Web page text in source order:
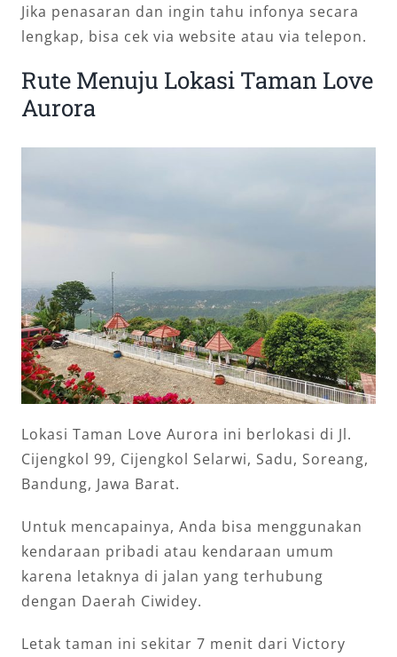
Jika penasaran dan ingin tahu infonya secara
lengkap, bisa cek via website atau via telepon.
Rute Menuju Lokasi Taman Love
Aurora
Lokasi Taman Love Aurora ini berlokasi di Jl.
Cijengkol 99, Cijengkol Selarwi, Sadu, Soreang,
Bandung, Jawa Barat.
Untuk mencapainya, Anda bisa menggunakan
kendaraan pribadi atau kendaraan umum
karena letaknya di jalan yang terhubung
dengan Daerah Ciwidey.
Letak taman ini sekitar 7 menit dari Victory